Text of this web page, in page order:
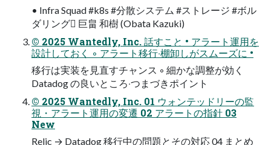
• Infra Squad #k8s #分散システム #ストレージ #ボル
ダリング󰩥 巨畠 和樹 (Obata Kazuki)
© 2025 Wantedly, Inc. 話すこと • アラート運⽤を
設計しておく ◦ アラート移⾏‧棚卸しがスムーズに •
移⾏は実装を⾒直すチャンス ◦ 細かな調整が効く
Datadog の良いところ‧つまづきポイント
© 2025 Wantedly, Inc. 01 ウォンテッドリーの監
視・アラート運用の変遷 02 アラートの指針 03
New
Relic → Datadog 移行中の問題とその対応 04 まとめ